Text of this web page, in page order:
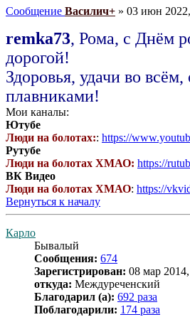
Сообщение Василич+ » 03 июн
remka73, Рома, с Днём
дорогой!
Здоровья, удачи во
плавниками!
Мои каналы:
Ютубе
Люди на болотах:: https://
Рутубе
Люди на болотах ХМАО: https://
ВК Видео
Люди на болотах ХМАО: https://
Вернуться к началу
Карло
Бывалый
Сообщения: 674
Зарегистрирован: 08 мар
откуда: Междуреченский
Благодарил (а): 692 раза
Поблагодарили: 174 раза